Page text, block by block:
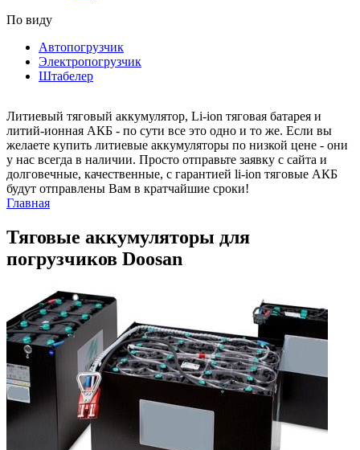
По виду
Автопогрузчик
Электропогрузчик
Штабелер
Литиевый тяговый аккумулятор, Li-ion тяговая батарея и
литий-ионная АКБ - по сути все это одно и то же. Если вы
желаете купить литиевые аккумуляторы по низкой цене - они
у нас всегда в наличии. Просто отправьте заявку с сайта и
долговечные, качественные, с гарантией li-ion тяговые АКБ
будут отправлены Вам в кратчайшие сроки!
Главная
Тяговые аккумуляторы для
погрузчиков Doosan